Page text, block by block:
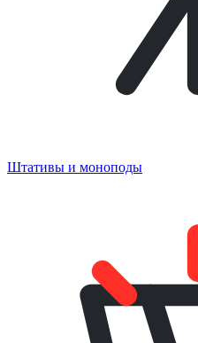
Штативы и моноподы